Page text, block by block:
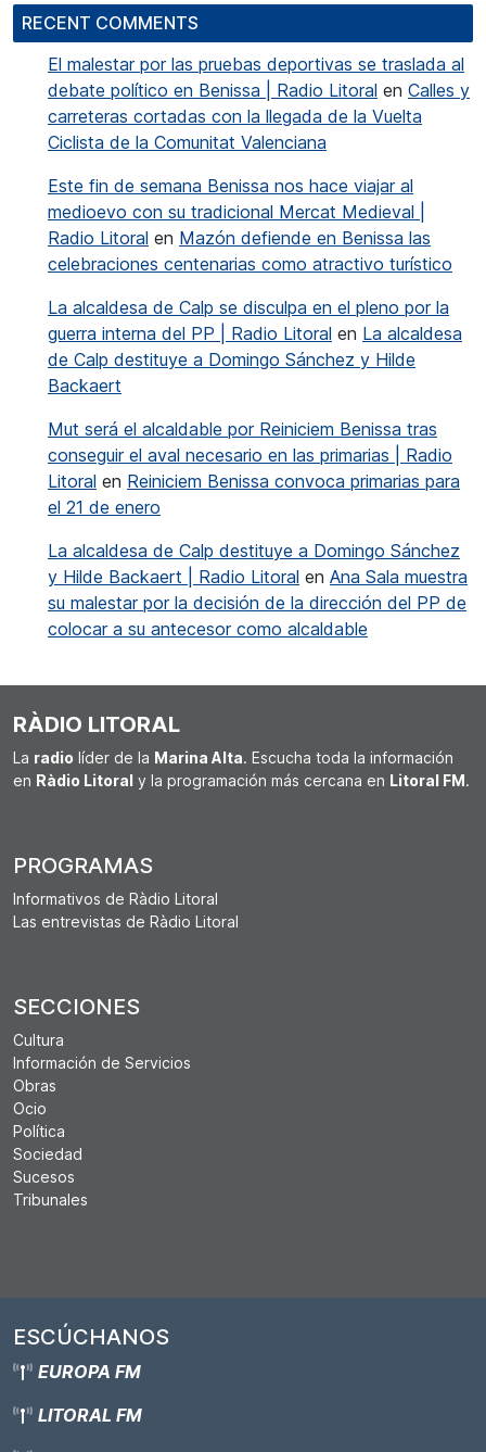
RECENT COMMENTS
El malestar por las pruebas deportivas se traslada al
debate político en Benissa | Radio Litoral en Calles y
carreteras cortadas con la llegada de la Vuelta
Ciclista de la Comunitat Valenciana
Este fin de semana Benissa nos hace viajar al
medioevo con su tradicional Mercat Medieval |
Radio Litoral en Mazón defiende en Benissa las
celebraciones centenarias como atractivo turístico
La alcaldesa de Calp se disculpa en el pleno por la
guerra interna del PP | Radio Litoral en La alcaldesa
de Calp destituye a Domingo Sánchez y Hilde
Backaert
Mut será el alcaldable por Reiniciem Benissa tras
conseguir el aval necesario en las primarias | Radio
Litoral en Reiniciem Benissa convoca primarias para
el 21 de enero
La alcaldesa de Calp destituye a Domingo Sánchez
y Hilde Backaert | Radio Litoral en Ana Sala muestra
su malestar por la decisión de la dirección del PP de
colocar a su antecesor como alcaldable
RÀDIO LITORAL
La radio líder de la Marina Alta. Escucha toda la información
en Ràdio Litoral y la programación más cercana en Litoral FM .
PROGRAMAS
Informativos de Ràdio Litoral
Las entrevistas de Ràdio Litoral
SECCIONES
Cultura
Información de Servicios
Obras
Ocio
Política
Sociedad
Sucesos
Tribunales
ESCÚCHANOS
EUROPA FM
LITORAL FM